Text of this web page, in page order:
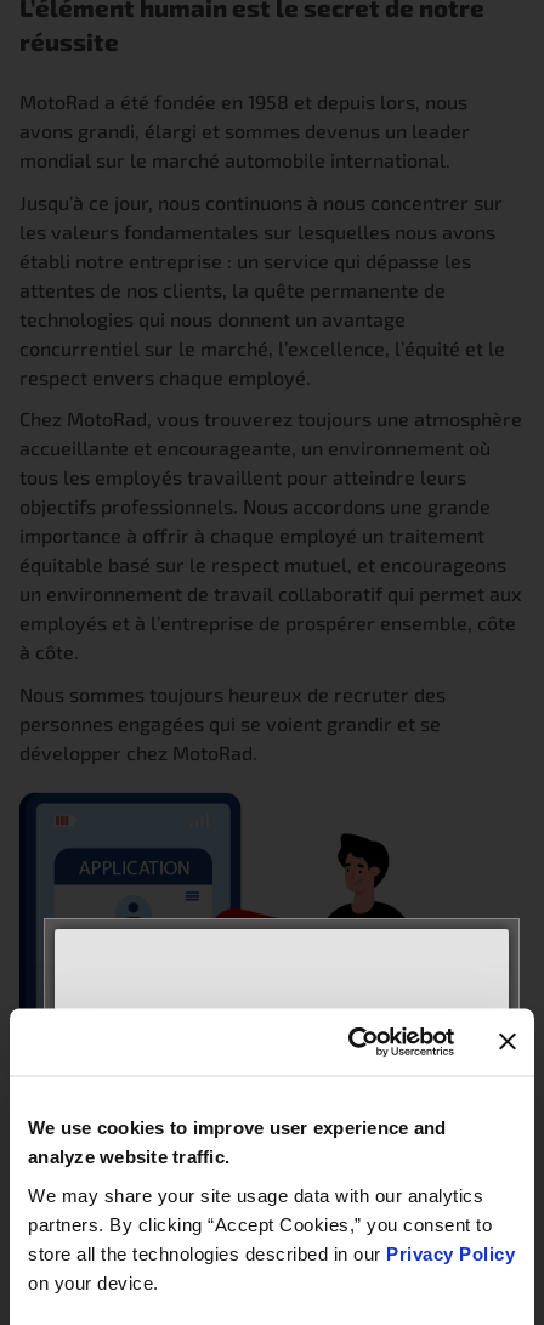
We use cookies to improve user experience and
analyze website traffic.
We may share your site usage data with our analytics
partners. By clicking “Accept Cookies,” you consent to
store all the technologies described in our Privacy Policy
on your device.
L’élément humain est le secret de notre
réussite
MotoRad a été fondée en 1958 et depuis lors, nous
avons grandi, élargi et sommes devenus un leader
mondial sur le marché automobile international.
Jusqu’à ce jour, nous continuons à nous concentrer sur
les valeurs fondamentales sur lesquelles nous avons
établi notre entreprise : un service qui dépasse les
attentes de nos clients, la quête permanente de
technologies qui nous donnent un avantage
concurrentiel sur le marché, l’excellence, l’équité et le
respect envers chaque employé.
Chez MotoRad, vous trouverez toujours une atmosphère
accueillante et encourageante, un environnement où
tous les employés travaillent pour atteindre leurs
objectifs professionnels. Nous accordons une grande
importance à offrir à chaque employé un traitement
équitable basé sur le respect mutuel, et encourageons
un environnement de travail collaboratif qui permet aux
employés et à l’entreprise de prospérer ensemble, côte
à côte.
Nous sommes toujours heureux de recruter des
personnes engagées qui se voient grandir et se
développer chez MotoRad.
Trouvez des emplois et postulez via les liens ci-dessous
MEET WITH US AT
September 8–12, 2026
Book your meeting NOW